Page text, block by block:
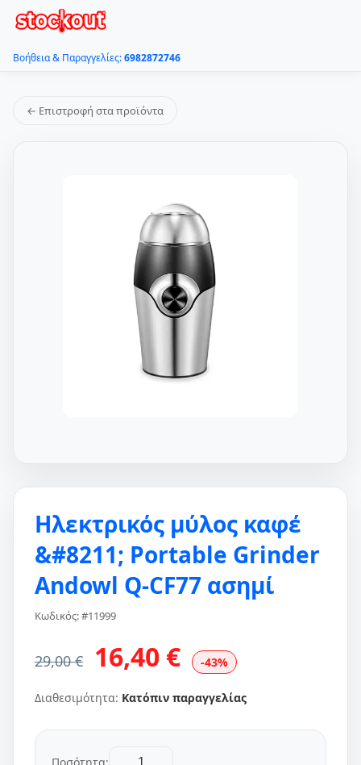
Βοήθεια & Παραγγελίες:6982872746
← Επιστροφή στα προϊόντα
Ηλεκτρικός μύλος καφέ
&#8211; Portable Grinder
Andowl Q-CF77 ασημί
Κωδικός: #11999
29,00 € 16,40 € -43%
Διαθεσιμότητα: Κατόπιν παραγγελίας